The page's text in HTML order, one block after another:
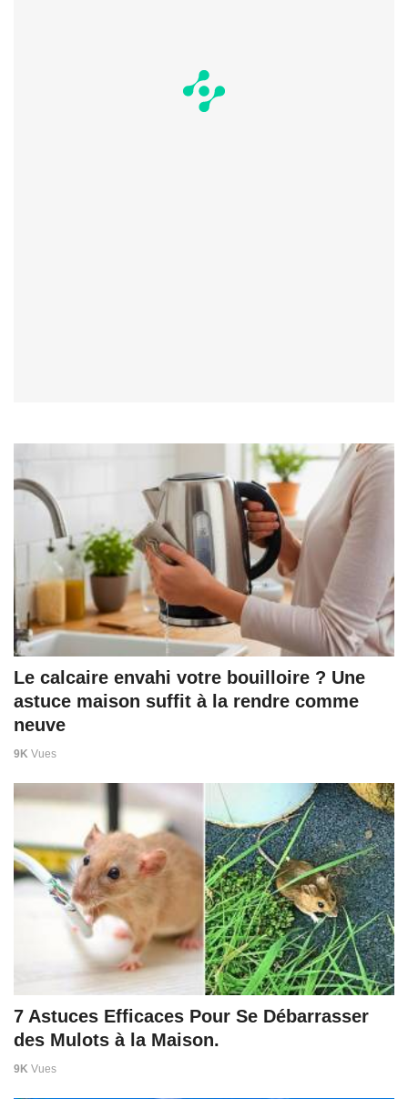
Le calcaire envahi votre bouilloire ? Une
astuce maison suffit à la rendre comme
neuve
9K Vues
7 Astuces Efficaces Pour Se Débarrasser
des Mulots à la Maison.
9K Vues